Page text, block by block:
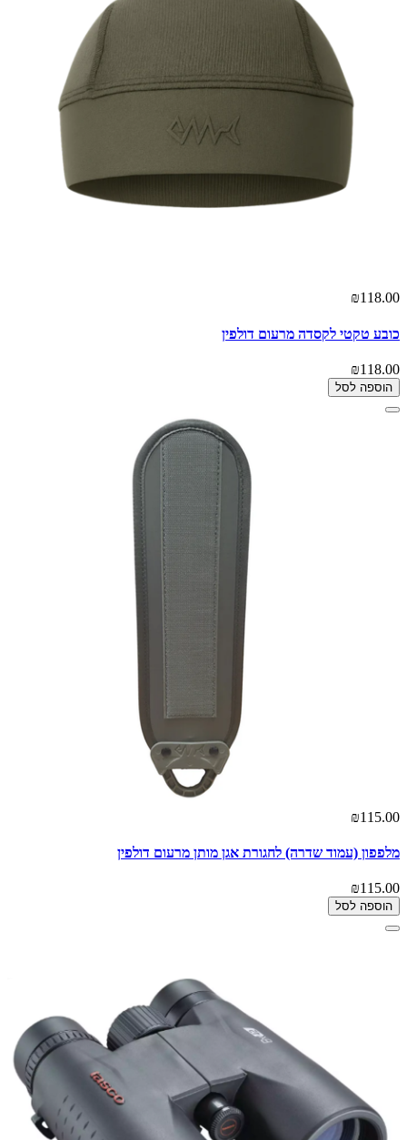
₪118.00
כובע טקטי לקסדה מרעום דולפין
₪118.00
הוספה לסל
₪115.00
מלפפון (עמוד שדרה) לחגורת אגן מותן מרעום דולפין
₪115.00
הוספה לסל